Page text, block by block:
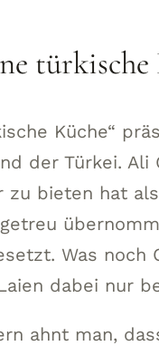
türkische
Küche“
der Türkei.
bieten hat
Was noch
dabei nur
ahnt man,